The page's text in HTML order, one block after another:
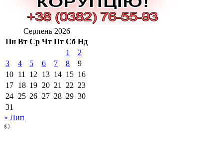
Серпень 2026
Пн Вт Ср Чт Пт Сб Нд
1
2
3
4 5 6 7 8
9
10 11 12 13 14 15 16
17 18 19 20 21 22 23
24 25 26 27 28 29 30
31
« Лип
©